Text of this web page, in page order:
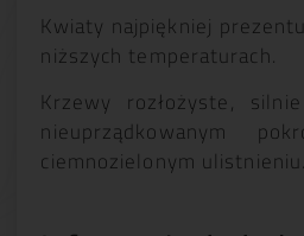
Kwiaty najpiękniej
niższych temperaturach.
Krzewy rozłożyste,
nieuprządkowanym
ciemnozielonym ulistnieniu.